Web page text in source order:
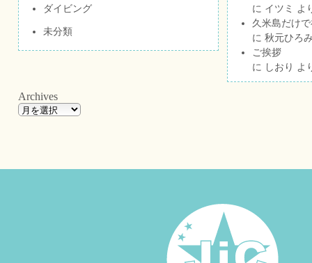
ダイビング
未分類
に イツミ
よ
久米島だけ
に 秋元ひろ
ご挨拶
に しおり よ
Archives